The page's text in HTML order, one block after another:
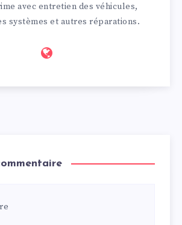
avec entretien des véhicules,
systèmes et autres réparations.